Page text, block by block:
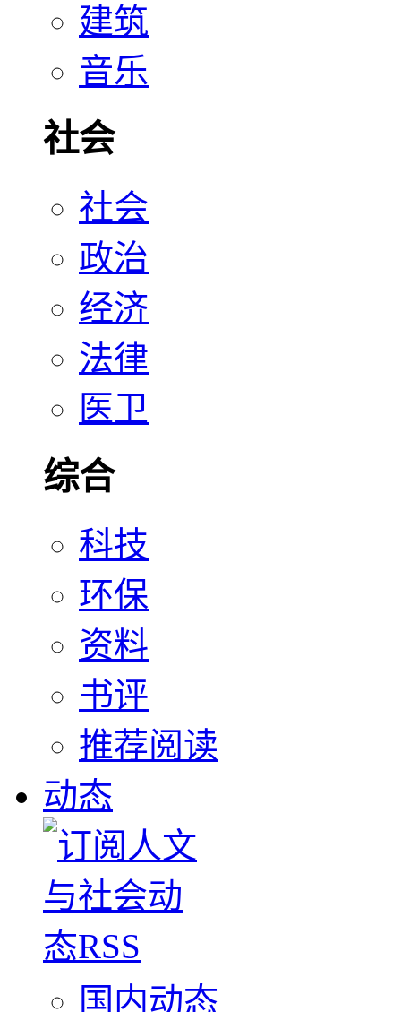
建筑
音乐
社会
社会
政治
经济
法律
医卫
综合
科技
环保
资料
书评
推荐阅读
动态
国内动态